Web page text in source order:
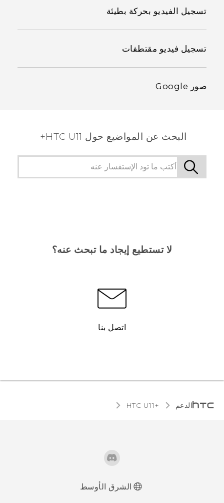
تسجيل الفيديو بحركة بطيئة
تسجيل فيديو مقتطفات
صور Google
البحث عن المواضيع حول HTC U11+
لا تستطيع إيجاد ما تبحث عنه؟
اتصل بنا
الدعم HTC U11+‎
الشرق الأوسط